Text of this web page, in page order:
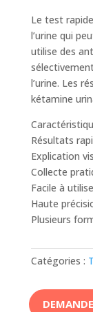
Le test
l’urine qui
utilise des
l’urine. Les
kétamine
Résultats
Explication
Collecte
Facile à
Haute
Plusieurs
Catégories :